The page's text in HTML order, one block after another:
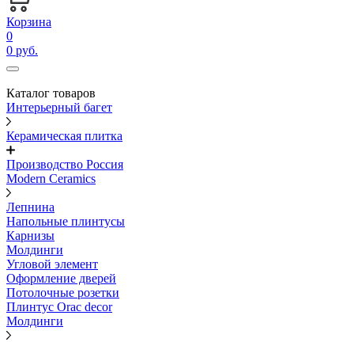
Корзина
0
0 руб.
Каталог товаров
Интерьерный багет
Керамическая плитка
Производство Россия
Modern Ceramics
Лепнина
Напольные плинтусы
Карнизы
Молдинги
Угловой элемент
Оформление дверей
Потолочные розетки
Плинтус Orac decor
Молдинги